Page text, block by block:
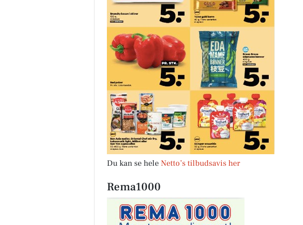
Du kan se hele Netto’s tilbudsavis her
Rema1000